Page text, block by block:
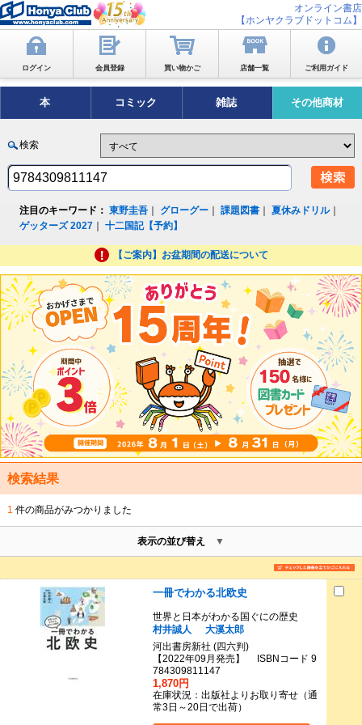
オンライン書店
【ホンヤクラブドットコム】
ログイン 会員登録 買い物かご 店舗一覧 ご利用ガイド
本 コミック 雑誌 その他商材
検索
注目のキーワード： 東野圭吾 グローグー ｜課題図書 ｜夏休みドリル｜
ゲッターズ 2027 ｜十二国記【予約】
【ご案内】お盆期間の配送について
検索結果
1 件の商品がみつかりました
表示の並び替え
一冊でわかる北欧史
世界と日本がわかる国ぐにの歴史
村井誠人
大溪太郎
河出書房新社 (四六判)
【2022年09月発売】 ISBNコード 9
784309811147
1,870円
在庫状況：出版社よりお取り寄せ（通
常3日～20日で出荷）